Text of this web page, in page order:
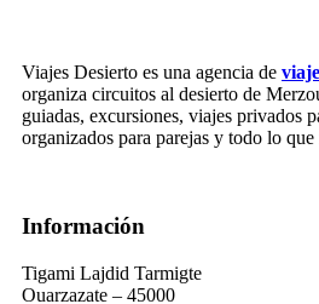
Viajes Desierto es una agencia de
organiza circuitos al desierto de
guiadas, excursiones, viajes privados
organizados para parejas y todo lo que
Información
Tigami Lajdid Tarmigte
Ouarzazate – 45000